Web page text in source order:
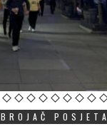
BROJAČ POSJETA